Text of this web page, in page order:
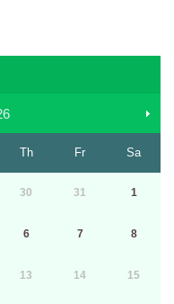
Th Fr Sa
30 31 1
6 7 8
13 14 15